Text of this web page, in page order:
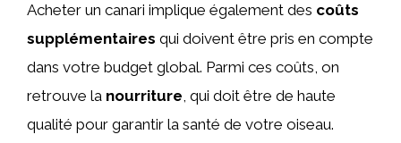
Acheter un canari implique également des coûts
supplémentaires qui doivent être pris en compte
dans votre budget global. Parmi ces coûts, on
retrouve la nourriture, qui doit être de haute
qualité pour garantir la santé de votre oiseau.